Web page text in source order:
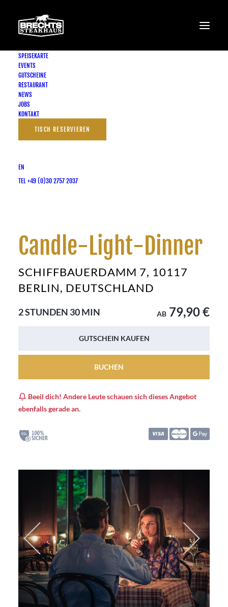
SPEISEKARTE
EVENTS
GUTSCHEINE
RESTAURANT
NEWS
JOBS
KONTAKT
TISCH RESERVIEREN
EN
TEL +49 (0)30 2757 2037
Candle-Light-Dinner
SCHIFFBAUERDAMM 7, 10117
BERLIN, DEUTSCHLAND
AB 79,90 €
2 STUNDEN 30 MIN
GUTSCHEIN KAUFEN
BUCHEN
Beeil dich! Andere Leute schauen sich dieses Angebot
ebenfalls gerade an.